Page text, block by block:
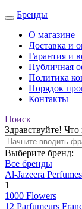
Бренды
О магазине
Доставка и
Гарантия и
Публичная
Политика
Порядок
Контакты
Поиск
Здравствуйте!
Выберите бренд:
Все бренды
Al-Jazeera Perfumes
1
1000 Flowers
12 Parfumeurs